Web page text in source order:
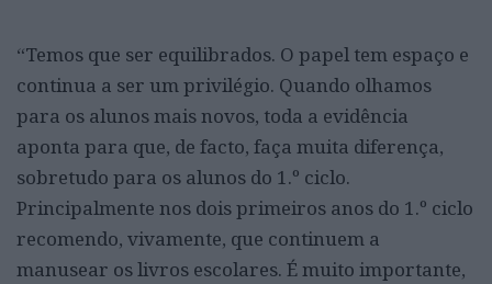
“Temos que ser equilibrados. O papel tem espaço e
continua a ser um privilégio. Quando olhamos
para os alunos mais novos, toda a evidência
aponta para que, de facto, faça muita diferença,
sobretudo para os alunos do 1.º ciclo.
Principalmente nos dois primeiros anos do 1.º ciclo
recomendo, vivamente, que continuem a
manusear os livros escolares. É muito importante,